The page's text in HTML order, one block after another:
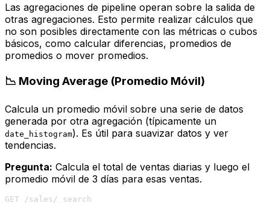
Las agregaciones de pipeline operan sobre la salida de
otras agregaciones. Esto permite realizar cálculos que
no son posibles directamente con las métricas o cubos
básicos, como calcular diferencias, promedios de
promedios o mover promedios.
📉 Moving Average (Promedio Móvil)
Calcula un promedio móvil sobre una serie de datos
generada por otra agregación (típicamente un
date_histogram). Es útil para suavizar datos y ver
tendencias.
Pregunta: Calcula el total de ventas diarias y luego el
promedio móvil de 3 días para esas ventas.